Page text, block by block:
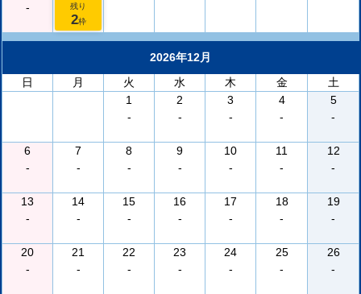
-
残り
2枠
2026年12月
日
月 火 水 木 金
土
1
-
2
-
3
-
4
-
5
-
6
-
7
-
8
-
9
-
10
-
11
-
12
-
13
-
14
-
15
-
16
-
17
-
18
-
19
-
20
-
21
-
22
-
23
-
24
-
25
-
26
-